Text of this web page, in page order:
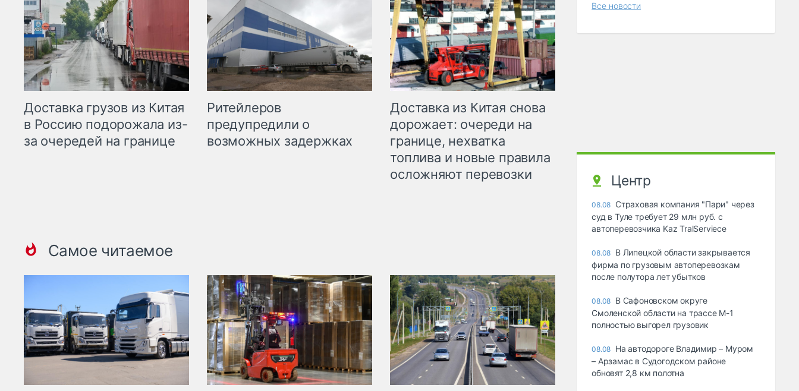
Доставка грузов из Китая
в Россию подорожала из-
за очередей на границе
Ритейлеров
предупредили о
возможных задержках
Доставка из Китая снова
дорожает: очереди на
границе, нехватка
топлива и новые правила
осложняют перевозки
Самое читаемое
Все новости
Центр
08.08 Страховая компания "Пари" через
суд в Туле требует 29 млн руб. с
автоперевозчика Kaz TralServiece
08.08 В Липецкой области закрывается
фирма по грузовым автоперевозкам
после полутора лет убытков
08.08 В Сафоновском округе
Смоленской области на трассе М-1
полностью выгорел грузовик
08.08 На автодороге Владимир – Муром
– Арзамас в Судогодском районе
обновят 2,8 км полотна